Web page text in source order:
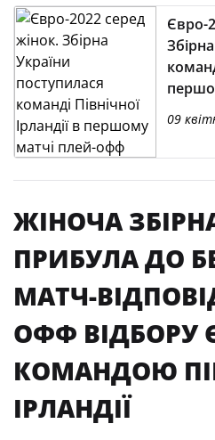
Євро-
09
ЖІНОЧА
ПРИБУЛА ДО
МАТЧ-
ОФФ ВІДБОРУ
КОМАНДОЮ
ІРЛАНДІЇ